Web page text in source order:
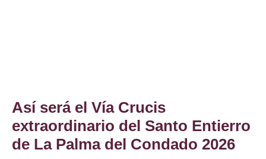
Así será el Vía Crucis
extraordinario del Santo Entierro
de La Palma del Condado 2026